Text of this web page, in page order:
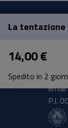
La tentazione
14,00 €
Spedito in 2tel.
email
P.I.